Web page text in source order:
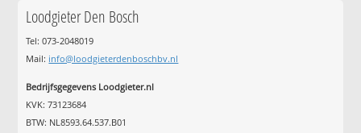
Loodgieter Den Bosch
Tel: 073-2048019
Mail: info@loodgieterdenboschbv.nl
Bedrijfsgegevens Loodgieter.nl
KVK: 73123684
BTW: NL8593.64.537.B01